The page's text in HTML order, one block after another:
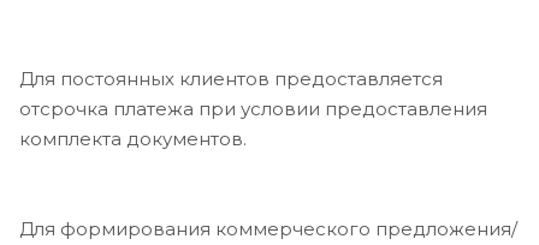
Для постоянных клиентов предоставляется
отсрочка платежа при условии предоставления
комплекта документов.
Для формирования коммерческого предложения/